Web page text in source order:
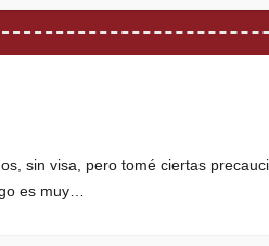
sin visa, pero tomé ciertas
es muy…